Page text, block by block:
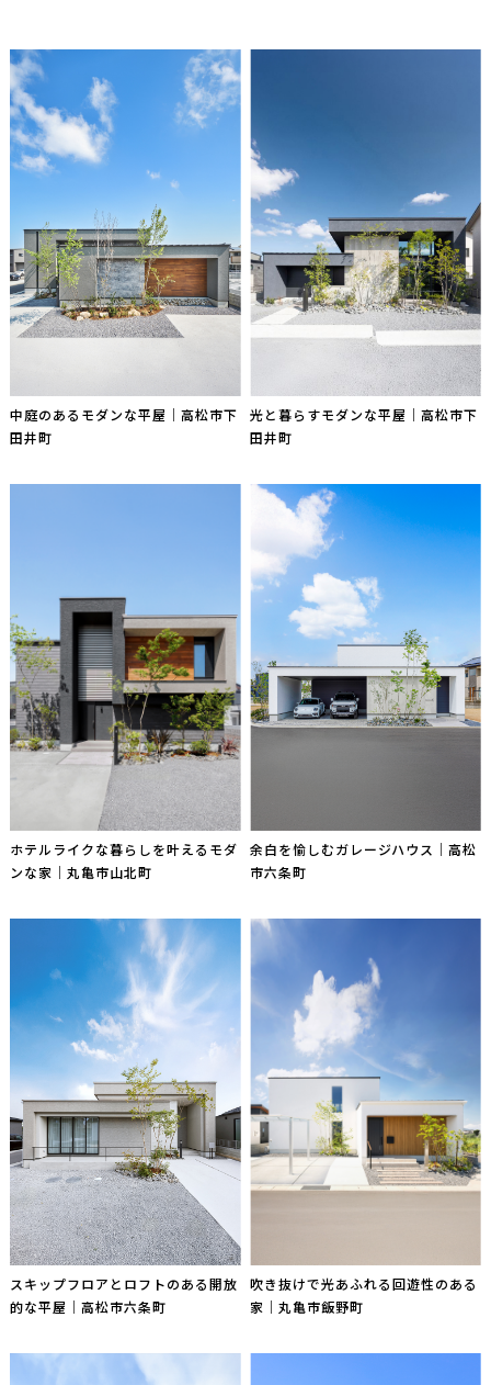
中庭のあるモダンな平屋｜高松市下
田井町
光と暮らすモダンな平屋｜高松市下
田井町
ホテルライクな暮らしを叶えるモダ
ンな家｜丸亀市山北町
余白を愉しむガレージハウス｜高松
市六条町
スキップフロアとロフトのある開放
的な平屋｜高松市六条町
吹き抜けで光あふれる回遊性のある
家｜丸亀市飯野町